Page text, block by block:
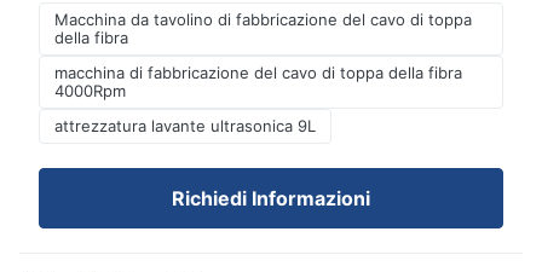
Macchina da tavolino di fabbricazione del cavo di toppa
della fibra
macchina di fabbricazione del cavo di toppa della fibra
4000Rpm
attrezzatura lavante ultrasonica 9L
Richiedi Informazioni